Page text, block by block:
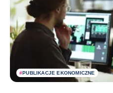
#PUBLIKACJE EKONOMICZNE